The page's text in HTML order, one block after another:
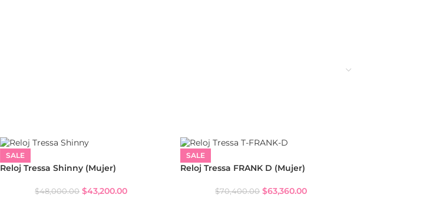
SALE
Reloj Tressa Shinny (Mujer)
$48,000.00 $43,200.00
SALE
Reloj Tressa FRANK D (Mujer)
$70,400.00 $63,360.00